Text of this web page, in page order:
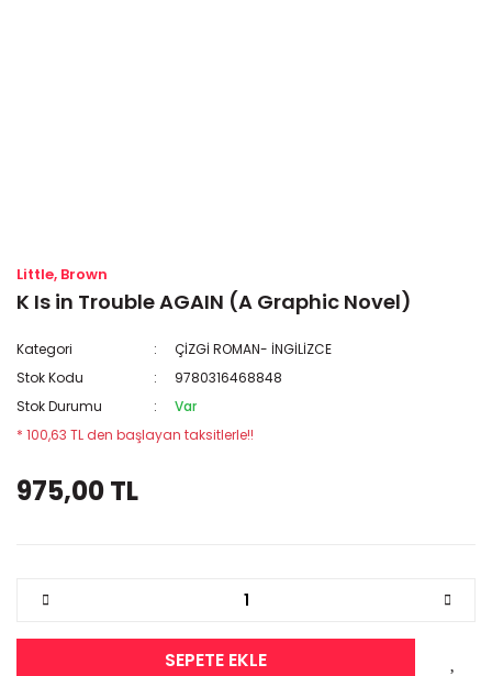
Little, Brown
K Is in Trouble AGAIN (A Graphic Novel)
Kategori
ÇİZGİ ROMAN- İNGİLİZCE
Stok Kodu
9780316468848
Stok Durumu
Var
* 100,63 TL den başlayan taksitlerle!!
975,00 TL
SEPETE EKLE